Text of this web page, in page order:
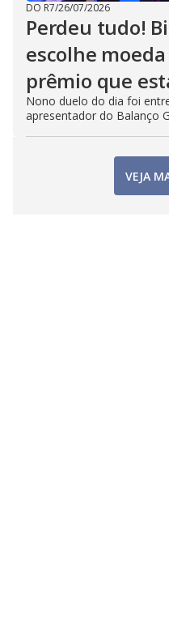
DO R7/26/07/2026
Perdeu tudo!
escolhe
prêmio que
Nono duelo do dia foi
apresentador do Balanço
VEJA